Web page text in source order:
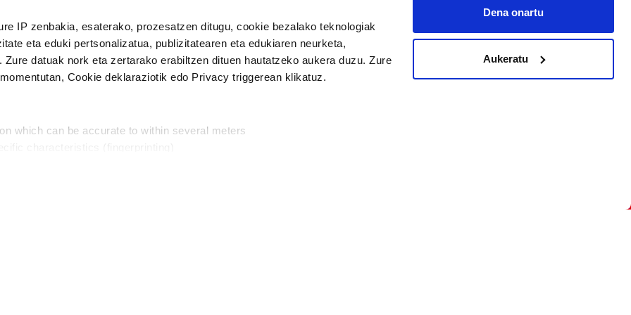
IP zenbakia, esaterako, prozesatzen ditugu, cookie bezalako teknologiak
eta eduki pertsonalizatua, publizitatearen eta edukiaren neurketa,
datuak nork eta zertarako erabiltzen dituen hautatzeko aukera duzu. Zure
Cookie deklaraziotik edo Privacy triggerean klikatuz.
which can be accurate to within several meters
Dena onartu
Aukeratu
Harpidetu
modu librean kontatzea da gure eginkizuna. Horretarako zure ekarpena